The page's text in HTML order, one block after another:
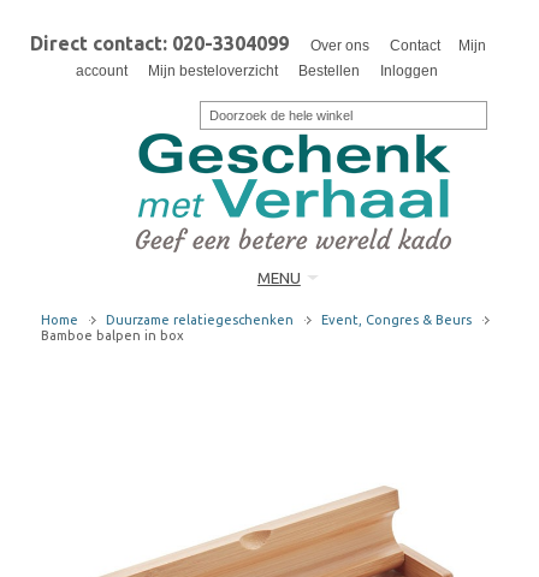
Direct contact: 020-3304099 Over ons Contact
Mijn
account
Mijn besteloverzicht Bestellen Inloggen
MENU
Home Duurzame relatiegeschenken
Event, Congres & Beurs
Bamboe balpen in box